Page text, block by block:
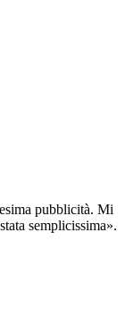
pubblicità. Mi
semplicissima».